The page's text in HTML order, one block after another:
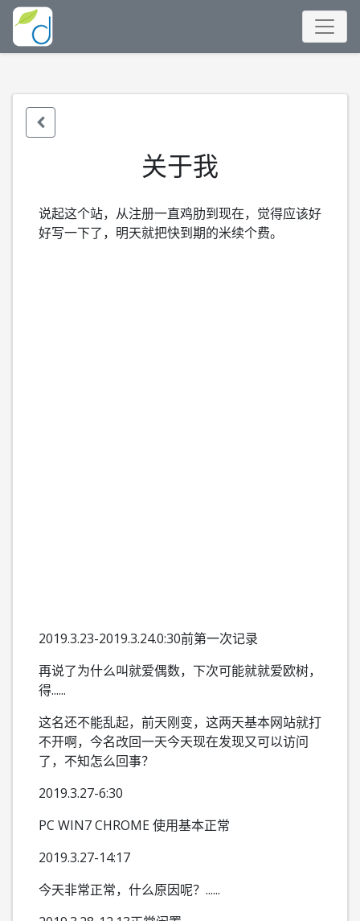
关于我
说起这个站，从注册一直鸡肋到现在，觉得应该好
好写一下了，明天就把快到期的米续个费。
2019.3.23-2019.3.24.0:30前第一次记录
再说了为什么叫就爱偶数，下次可能就就爱欧树，
得......
这名还不能乱起，前天刚变，这两天基本网站就打
不开啊，今名改回一天今天现在发现又可以访问
了，不知怎么回事？
2019.3.27-6:30
PC WIN7 CHROME 使用基本正常
2019.3.27-14:17
今天非常正常，什么原因呢？......